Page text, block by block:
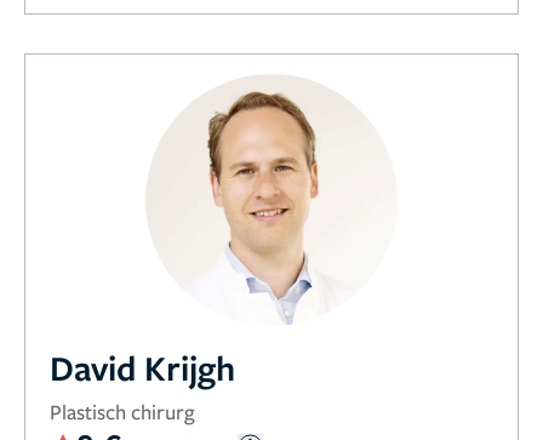
David Krijgh
Plastisch chirurg